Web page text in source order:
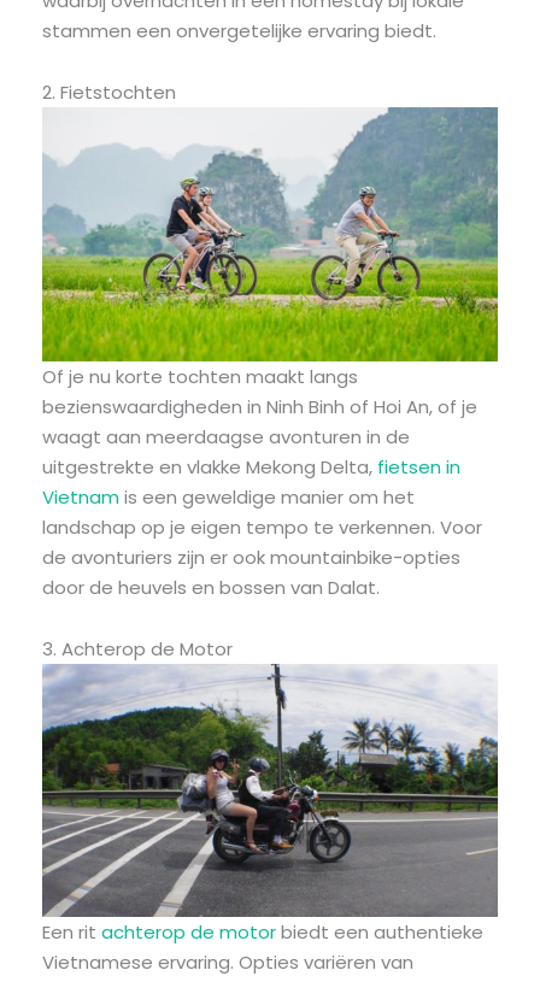
stammen een onvergetelijke ervaring biedt.
2. Fietstochten
Of je nu korte tochten maakt langs
bezienswaardigheden in Ninh Binh of Hoi An, of je
waagt aan meerdaagse avonturen in de
uitgestrekte en vlakke Mekong Delta, fietsen in
Vietnam is een geweldige manier om het
landschap op je eigen tempo te verkennen. Voor
de avonturiers zijn er ook mountainbike-opties
door de heuvels en bossen van Dalat.
3. Achterop de Motor
Een rit achterop de motorbiedt een authentieke
Vietnamese ervaring. Opties variëren van